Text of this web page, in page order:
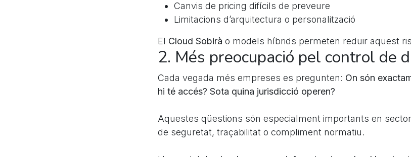
Canvis de pricing difícils de preveure
Limitacions d’arquitectura o personalització
El Cloud Sobirà o models híbrids permeten reduir aquest
2. Més preocupació pel control de
Cada vegada més empreses es pregunten: On són
hi té accés? Sota quina jurisdicció operen?
Aquestes qüestions són especialment importants en
de seguretat, traçabilitat o compliment normatiu.